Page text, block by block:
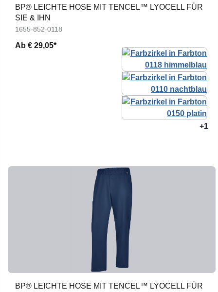
BP® LEICHTE HOSE MIT TENCEL™ LYOCELL FÜR
SIE & IHN
1655-852-0118
Ab € 29,05*
+1
BP® LEICHTE HOSE MIT TENCEL™ LYOCELL FÜR